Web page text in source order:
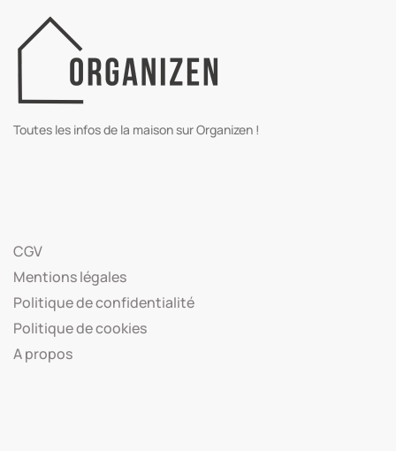
Toutes les infos de la maison sur Organizen !
CGV
Mentions légales
Politique de confidentialité
Politique de cookies
A propos